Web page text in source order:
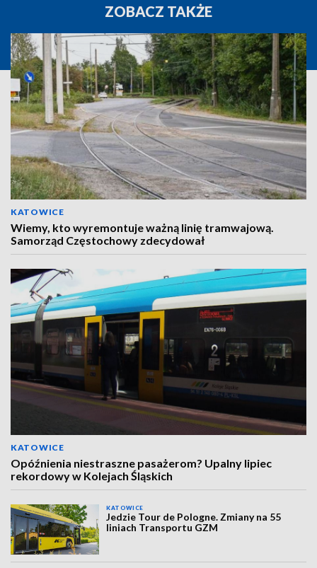
ZOBACZ TAKŻE
KATOWICE
Wiemy, kto wyremontuje ważną linię tramwajową.
Samorząd Częstochowy zdecydował
KATOWICE
Opóźnienia niestraszne pasażerom? Upalny lipiec
rekordowy w Kolejach Śląskich
KATOWICE
Jedzie Tour de Pologne. Zmiany na 55
liniach Transportu GZM